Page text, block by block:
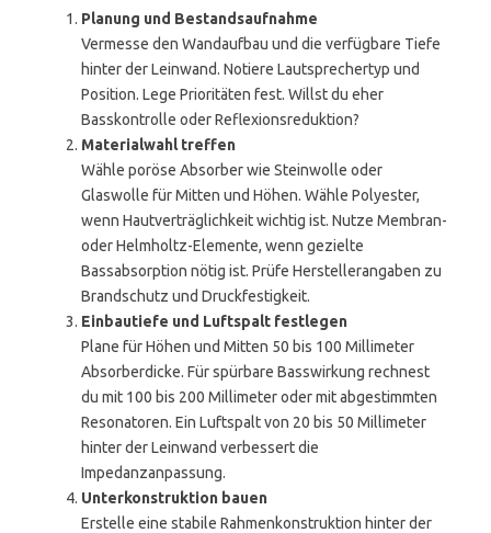
Planung und Bestandsaufnahme
Vermesse den Wandaufbau und die verfügbare Tiefe
hinter der Leinwand. Notiere Lautsprechertyp und
Position. Lege Prioritäten fest. Willst du eher
Basskontrolle oder Reflexionsreduktion?
Materialwahl treffen
Wähle poröse Absorber wie Steinwolle oder
Glaswolle für Mitten und Höhen. Wähle Polyester,
wenn Hautverträglichkeit wichtig ist. Nutze Membran-
oder Helmholtz-Elemente, wenn gezielte
Bassabsorption nötig ist. Prüfe Herstellerangaben zu
Brandschutz und Druckfestigkeit.
Einbautiefe und Luftspalt festlegen
Plane für Höhen und Mitten 50 bis 100 Millimeter
Absorberdicke. Für spürbare Basswirkung rechnest
du mit 100 bis 200 Millimeter oder mit abgestimmten
Resonatoren. Ein Luftspalt von 20 bis 50 Millimeter
hinter der Leinwand verbessert die
Impedanzanpassung.
Unterkonstruktion bauen
Erstelle eine stabile Rahmenkonstruktion hinter der